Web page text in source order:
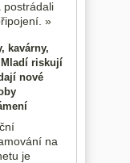
postrádali
»
kavárny,
Mladí riskují
nové
na
je